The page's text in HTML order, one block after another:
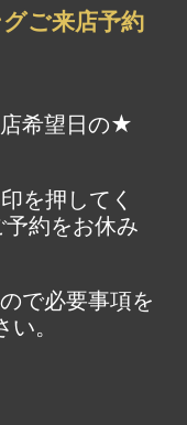
ご来店予約
希望日の★
を押してく
約をお休み
で必要事項を
。